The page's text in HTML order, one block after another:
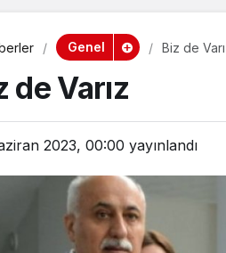
Genel Biz de
de Varız
2023, 00:00 yayınlandı